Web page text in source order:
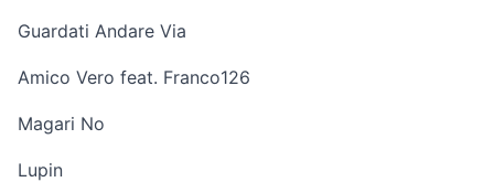
Guardati Andare Via
Amico Vero feat. Franco126
Magari No
Lupin